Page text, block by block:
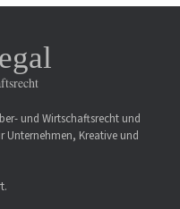
und Wirtschaftsrecht und
Unternehmen, Kreative und